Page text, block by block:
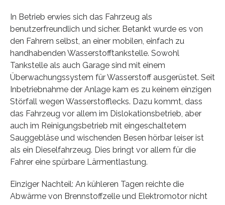
In Betrieb erwies sich das Fahrzeug als
benutzerfreundlich und sicher. Betankt wurde es von
den Fahrern selbst, an einer mobilen, einfach zu
handhabenden Wasserstofftankstelle. Sowohl
Tankstelle als auch Garage sind mit einem
Überwachungssystem für Wasserstoff ausgerüstet. Seit
Inbetriebnahme der Anlage kam es zu keinem einzigen
Störfall wegen Wasserstofflecks. Dazu kommt, dass
das Fahrzeug vor allem im Dislokationsbetrieb, aber
auch im Reinigungsbetrieb mit eingeschaltetem
Sauggebläse und wischenden Besen hörbar leiser ist
als ein Dieselfahrzeug. Dies bringt vor allem für die
Fahrer eine spürbare Lärmentlastung.
Einziger Nachteil: An kühleren Tagen reichte die
Abwärme von Brennstoffzelle und Elektromotor nicht